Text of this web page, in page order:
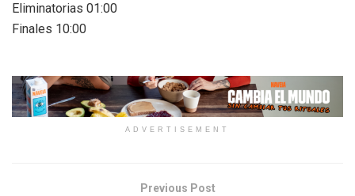
Eliminatorias 01:00
Finales 10:00
ADVERTISEMENT
Previous Post